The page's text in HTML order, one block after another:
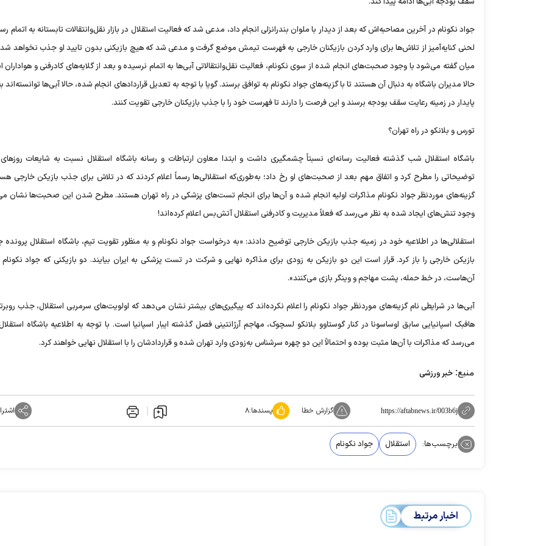
جواد نکونام در آخرین مصاحبه‌اش که بعد از دیدار با ملوان بندرانزلی انجام داد، مدعی شد که فعالیت استقلال در بازار نقل‌وانتقالات تابستانه به اتمام
لحنی کنایه‌آمیز از تلاش‌ها برای وارد کردن بازیکنان خارجی به فهرست تیمش موضع گرفت و مدعی شد که هیچ بازیکنی بدون تایید او جذب نخواهد
میان گفته می‌شود با وجود صحبت‌های انجام شده از سوی نکونام، فعالیت نقل‌وانتقالاتی آبی‌ها به اتمام نرسیده و بعد از گلایه‌های کادرفنی و هواداران
حالا مدیران باشگاه به دنبال آن هستند تا با گزینه‌های جواد نکونام به توافق برسند. گویا با توجه به تعدیل قرارداد‌های انجام شده، حالا آبی‌ها توانسته‌اند
پایدار در زمینه رعایت سقف بودجه برسند و این فرصت را دارند تا فهرست خود را با جذب بازیکنان خارجی تقویت کنند.
تورس و بلانکو در راه تهران؟
باشگاه استقلال شب گذشته فعالیت رسانه‌ای نسبتاً چشمگیری داشت و ابتدا معاون ارتباطات و رسانه باشگاه استقلال نسبت به شایعات
توضیحاتی را مطرح کرد و اتفاق مهم بعد از صحبت‌های او رخ داد؛ به‌طوری‌که استقلالی‌ها رسماً اعلام کردند که در تلاش برای جذب بازیکن خارجی
گزینه‌های موردنظر جواد نکونام مذاکرات اولیه انجام شده و آن‌ها برای انجام تست‌های پزشکی در راه تهران هستند. مطرح شدن این صحبت‌ها نشان
وجود تنش‌های ایجاد شده به نظر می‌رسد که فعلاً مدیریت و کادرفنی استقلال آتش‌بس اعلام کرده‌اند!
استقلالی‌ها در اطلاعیه خود در زمینه جذب بازیکن خارجی توضیح دادند: «به درخواست جواد نکونام و به منظور تقویت تیم، باشگاه استقلال
بازیکن خارجی را باز کرد. قرار است این دو بازیکن به زودی برای مذاکره نهایی و شرکت در تست پزشکی به ایران بیایند. دو بازیکنی که جواد
آن‌هاست، در خط حمله، پشت مهاجم و وینگر بازی می‌کنند».
آبی‌ها در شرایطی نام گزینه‌های موردنظر جواد نکونام را اعلام نکرده‌اند که پیگیری‌های بیشتر نشان می‌دهد که اولویت‌های سرمربی استقلال، جذب
هافبک اسپانیایی سابق اوساسونا در کنار گوستاوو بلانکو لسچوک، مهاجم آرژانتینی فصل گذشته ایبار اسپانیا است. با توجه به اطلاعیه باشگاه
می‌رسد که مذاکرات با آن‌ها مثبت بوده و احتمالاً این دو چهره سرشناس به‌زودی وارد تهران شده و قراردادشان را با استقلال نهایی خواهند کرد.
منبع: خبر ورزشی
https://aftabnews.ir/003b6j گزارش خطا پسندها:۸
برچسب‌ها: استقلال جواد نکونام
اخبار مرتبط